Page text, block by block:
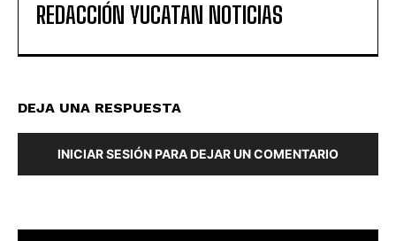
REDACCIÓN YUCATAN NOTICIAS
DEJA UNA RESPUESTA
INICIAR SESIÓN PARA DEJAR UN COMENTARIO